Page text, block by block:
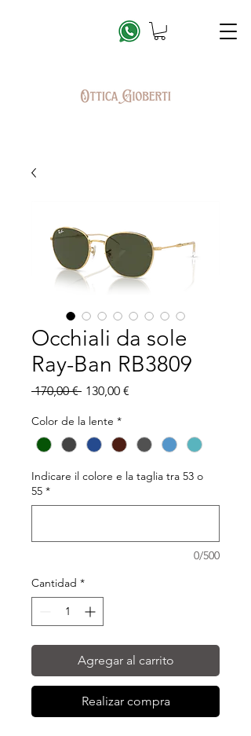
Occhiali da sole
Ray-Ban RB3809
170,00 € Precio
130,00 €
Color de la lente *
Indicare il colore e la taglia tra 53 o
55 *
0/500
Cantidad *
Agregar al carrito
Realizar compra